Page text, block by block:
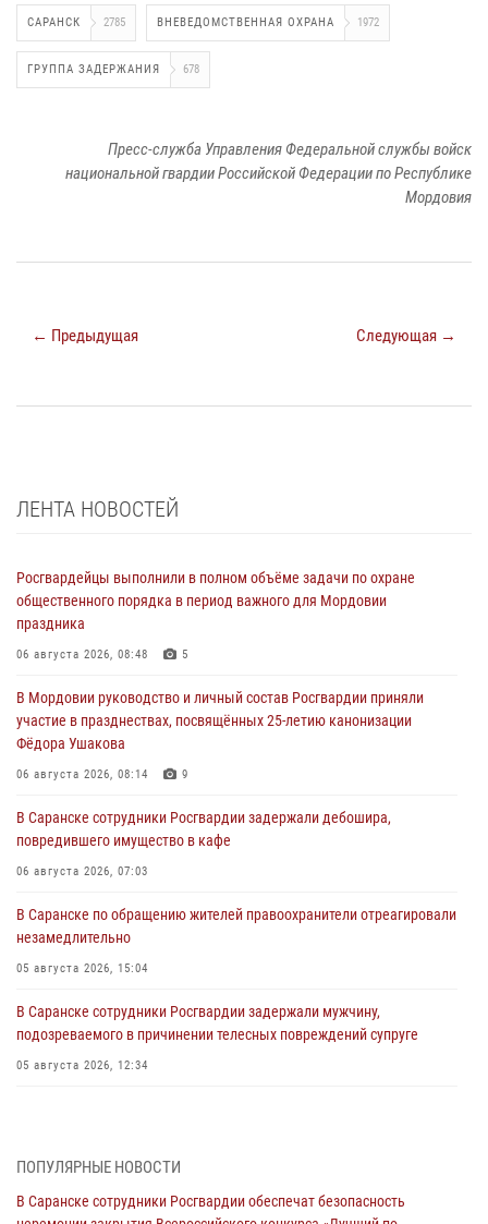
САРАНСК 2785 ВНЕВЕДОМСТВЕННАЯ ОХРАНА 1972
ГРУППА ЗАДЕРЖАНИЯ 678
Пресс-служба Управления Федеральной службы войск
национальной гвардии Российской Федерации по Республике
Мордовия
← Предыдущая Следующая →
ЛЕНТА НОВОСТЕЙ
Росгвардейцы выполнили в полном объёме задачи по охране
общественного порядка в период важного для Мордовии
праздника
06 августа 2026, 08:48 5
В Мордовии руководство и личный состав Росгвардии приняли
участие в празднествах, посвящённых 25-летию канонизации
Фёдора Ушакова
06 августа 2026, 08:14 9
В Саранске сотрудники Росгвардии задержали дебошира,
повредившего имущество в кафе
06 августа 2026, 07:03
В Саранске по обращению жителей правоохранители отреагировали
незамедлительно
05 августа 2026, 15:04
В Саранске сотрудники Росгвардии задержали мужчину,
подозреваемого в причинении телесных повреждений супруге
05 августа 2026, 12:34
05 августа 2026, 09:04 4
Помощь из Мордовии защитникам Отечества: центр лицензионно-
ПОПУЛЯРНЫЕ НОВОСТИ
В Саранске сотрудники Росгвардии обеспечат безопасность